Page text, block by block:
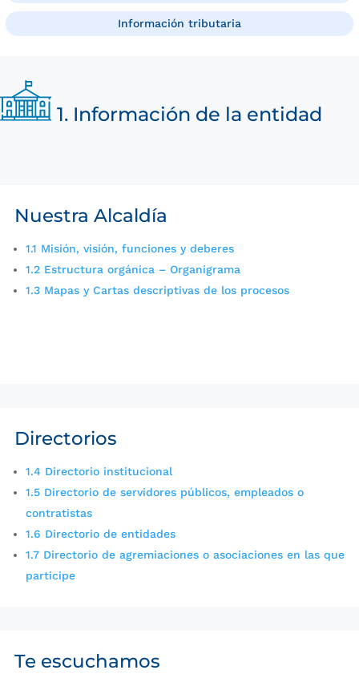
Información tributaria
1. Información de la entidad
Nuestra Alcaldía
1.1 Misión, visión, funciones y deberes
1.2 Estructura orgánica – Organigrama
1.3 Mapas y Cartas descriptivas de los procesos
Directorios
1.4 Directorio institucional
1.5 Directorio de servidores públicos, empleados o
contratistas
1.6 Directorio de entidades
1.7 Directorio de agremiaciones o asociaciones en las que
participe
Te escuchamos